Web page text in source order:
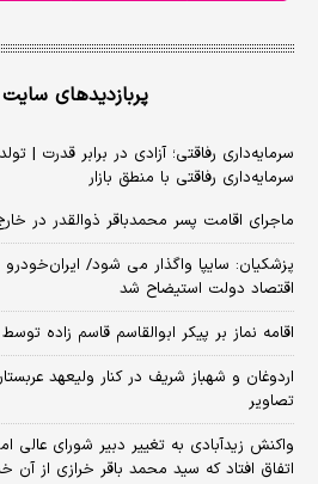
پربازدیدهای
سرمایه‌داری رفاقتی؛ آزادی در برابر قدرت |
سرمایه‌داری رفاقتی با منطق بازار
ماجرای اقامت پسر محمدباقر ذوالقدر در
پزشکیان: سایپا واگذار می شود/ ایران‌خودرو
اقتصاد دولت استیضاح شد
اقامه نماز بر پیکر ابوالقاسم قاسم زاده
اردوغان و شهباز شریف در کنار ولیعهد
تصاویر
واکنش زیدآبادی به تغییر دبیر شورای
اتفاق افتاد که سید محمد باقر خرازی از آن